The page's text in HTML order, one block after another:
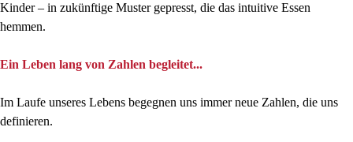
Kinder – in zukünftige Muster gepresst, die das intuitive Essen
hemmen.
Ein Leben lang von Zahlen begleitet...
Im Laufe unseres Lebens begegnen uns immer neue Zahlen, die uns
definieren.